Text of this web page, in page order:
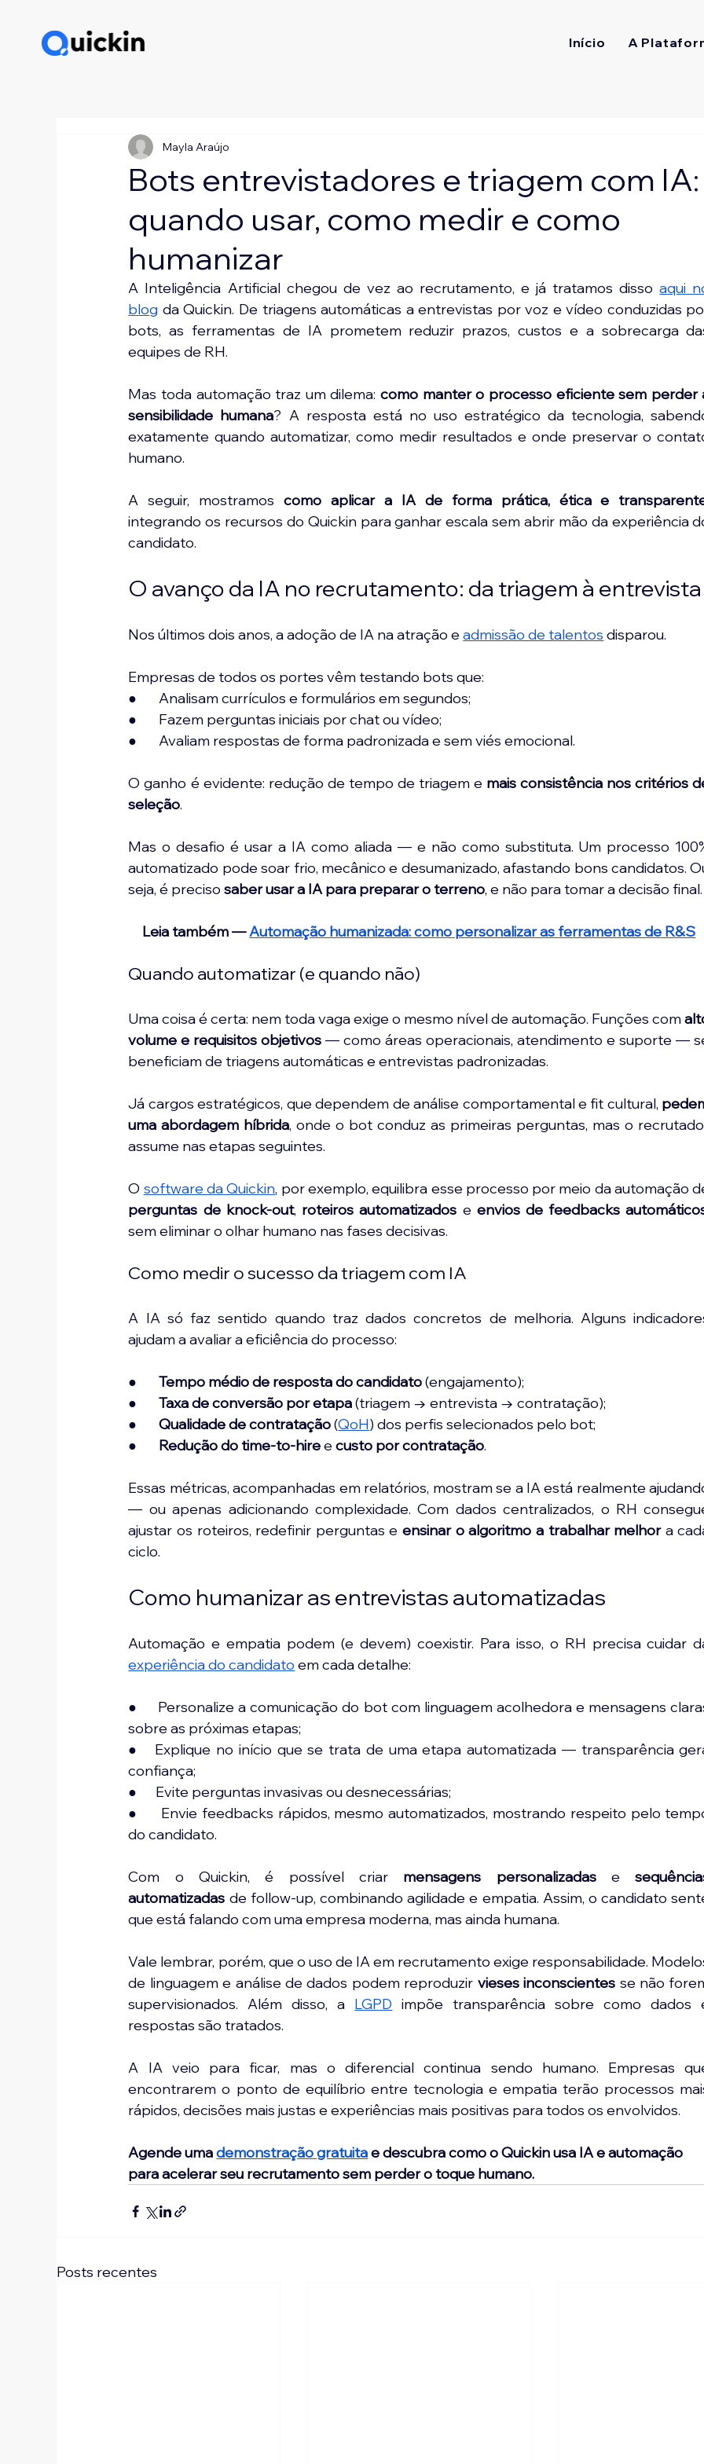
Início A
Bots entrevistadores e triagem com IA:
quando usar, como medir e como
humanizar
Mayla Araújo
A Inteligência Artificial chegou de vez ao recrutamento, e já tratamos disso aqui
blog da Quickin. De triagens automáticas a entrevistas por voz e vídeo conduzidas
bots, as ferramentas de IA prometem reduzir prazos, custos e a sobrecarga
equipes de RH.
Mas toda automação traz um dilema: como manter o processo eficiente sem perder
sensibilidade humana? A resposta está no uso estratégico da tecnologia,
exatamente quando automatizar, como medir resultados e onde preservar o
humano.
A seguir, mostramos como aplicar a IA de forma prática, ética e
integrando os recursos do Quickin para ganhar escala sem abrir mão da experiência
candidato.
O avanço da IA no recrutamento: da triagem à entrevista
Nos últimos dois anos, a adoção de IA na atração e admissão de talentos disparou.
Empresas de todos os portes vêm testando bots que:
●       Analisam currículos e formulários em segundos;
●       Fazem perguntas iniciais por chat ou vídeo;
●       Avaliam respostas de forma padronizada e sem viés emocional.
O ganho é evidente: redução de tempo de triagem e mais consistência nos critérios
seleção.
Mas o desafio é usar a IA como aliada — e não como substituta. Um processo
automatizado pode soar frio, mecânico e desumanizado, afastando bons candidatos.
seja, é preciso saber usar a IA para preparar o terreno, e não para tomar a decisão final.
Leia também — Automação humanizada: como personalizar as ferramentas de R&S
Quando automatizar (e quando não)
Uma coisa é certa: nem toda vaga exige o mesmo nível de automação. Funções com
volume e requisitos objetivos — como áreas operacionais, atendimento e suporte —
beneficiam de triagens automáticas e entrevistas padronizadas.
Já cargos estratégicos, que dependem de análise comportamental e fit cultural,
uma abordagem híbrida, onde o bot conduz as primeiras perguntas, mas o
assume nas etapas seguintes.
O software da Quickin
perguntas de knock-out, roteiros automatizados e envios de feedbacks
sem eliminar o olhar humano nas fases decisivas.
Como medir o sucesso da triagem com IA
A IA só faz sentido quando traz dados concretos de melhoria. Alguns
ajudam a avaliar a eficiência do processo:
● Tempo médio de resposta do candidato (engajamento);
● Taxa de conversão por etapa (triagem → entrevista → contratação);
● Qualidade de contratação (QoH) dos perfis selecionados pelo bot;
● Redução do time-to-hire e custo por contratação.
Essas métricas, acompanhadas em relatórios, mostram se a IA está realmente
— ou apenas adicionando complexidade. Com dados centralizados, o RH
ajustar os roteiros, redefinir perguntas e ensinar o algoritmo a trabalhar melhor a
ciclo.
Como humanizar as entrevistas automatizadas
experiência do candidato em cada detalhe:
●     Personalize a comunicação do bot com linguagem acolhedora e mensagens
sobre as próximas etapas;
●   Explique no início que se trata de uma etapa automatizada — transparência
confiança;
●      Evite perguntas invasivas ou desnecessárias;
●     Envie feedbacks rápidos, mesmo automatizados, mostrando respeito pelo
do candidato.
Com o Quickin, é possível criar mensagens personalizadas e
automatizadas de follow-up, combinando agilidade e empatia. Assim, o candidato
que está falando com uma empresa moderna, mas ainda humana.
Vale lembrar, porém, que o uso de IA em recrutamento exige responsabilidade.
de linguagem e análise de dados podem reproduzir vieses inconscientes se não
supervisionados. Além disso, a LGPD impõe transparência sobre como dados
respostas são tratados.
A IA veio para ficar, mas o diferencial continua sendo humano. Empresas
encontrarem o ponto de equilíbrio entre tecnologia e empatia terão processos
rápidos, decisões mais justas e experiências mais positivas para todos os envolvidos.
Agende uma demonstração gratuita e descubra como o Quickin usa IA e automação
para acelerar seu recrutamento sem perder o toque humano.
Posts recentes